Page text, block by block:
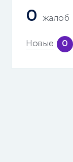
0 жалоб
Новые 0